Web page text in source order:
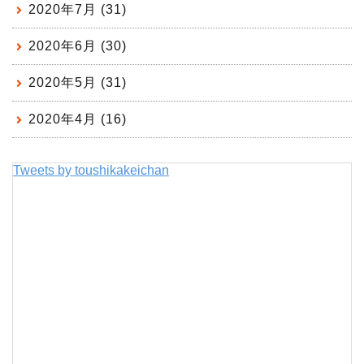
2020年7月 (31)
2020年6月 (30)
2020年5月 (31)
2020年4月 (16)
Tweets by toushikakeichan